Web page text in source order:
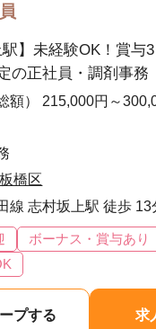
駅】未経験OK！賞与
の正社員・調剤事務
額） 215,000円～
橋区
線 志村坂上駅 徒歩 13
ボーナス・賞与あり
プする 求